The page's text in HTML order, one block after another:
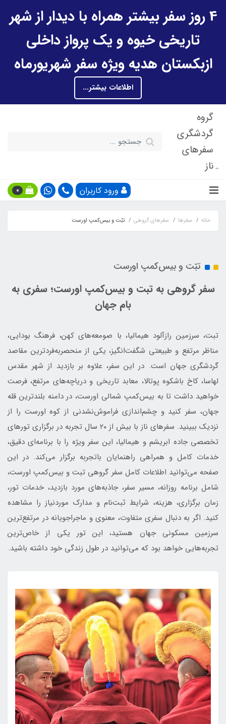
4 روز سفر بیشتر همراه با دیدار از شهر
تاریخی خیوه و یک پرواز داخلی
ازبکستان هدیه ویژه سفر شهریورماه
اطلاعات بیشتر...
گروه
گردشگری
سفرهای
ناز
ورود کاربران 0
خانه سفرها سفرهای گروهی تبّت و بیس‌کمپ اورست
تبّت و بیس‌کمپ اورست
سفر گروهی به تبت و بیس‌کمپ اورست؛ سفری به
بام جهان
تبت، سرزمین رازآلود هیمالیا، با صومعه‌های کهن، فرهنگ بودایی،
مناظر مرتفع و طبیعتی شگفت‌انگیز، یکی از منحصربه‌فردترین مقاصد
گردشگری جهان است. در این سفر، علاوه بر بازدید از شهر مقدس
لهاسا، کاخ باشکوه پوتالا، معابد تاریخی و دریاچه‌های مرتفع، فرصت
خواهید داشت تا به بیس‌کمپ شمالی اورست، در دامنه بلندترین قله
جهان، سفر کنید و چشم‌اندازی فراموش‌نشدنی از کوه اورست را از
نزدیک ببینید. سفرهای ناز با بیش از ۲۰ سال تجربه در برگزاری تورهای
تخصصی جاده ابریشم و هیمالیا، این سفر ویژه را با برنامه‌ای دقیق،
خدمات کامل و همراهی راهنمایان باتجربه برگزار می‌کند. در این
صفحه می‌توانید اطلاعات کامل سفر گروهی تبت و بیس‌کمپ اورست،
شامل برنامه روزانه، مسیر سفر، جاذبه‌های مورد بازدید، خدمات تور،
زمان برگزاری، هزینه، شرایط ثبت‌نام و مدارک موردنیاز را مشاهده
کنید. اگر به دنبال سفری متفاوت، معنوی و ماجراجویانه در مرتفع‌ترین
سرزمین مسکونی جهان هستید، این تور یکی از خاص‌ترین
تجربه‌هایی خواهد بود که می‌توانید در طول زندگی خود داشته باشید.